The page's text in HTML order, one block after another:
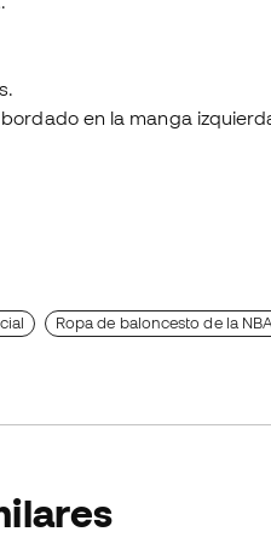
en la manga
Ropa de baloncesto de la